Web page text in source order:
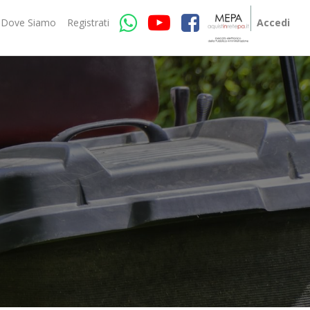
Dove Siamo Registrati Accedi